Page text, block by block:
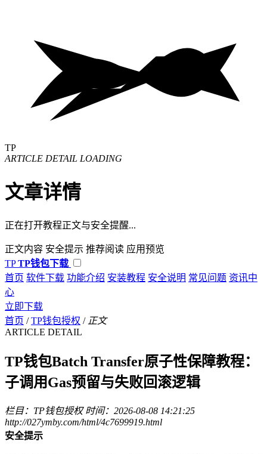
TP
ARTICLE DETAIL LOADING
文章详情
正在打开教程正文与安全提醒...
正文内容 安全提示 推荐阅读 应用预览
TP TP钱包下载
首页 软件下载 功能介绍 安装教程 安全说明 常见问题 资讯中
心
立即下载
首页 / TP钱包授权 / 正文
ARTICLE DETAIL
TP钱包Batch Transfer原子性保障教程：
子调用Gas预留与失败回滚逻辑
栏目：TP钱包授权 时间：2026-08-08 14:21:25
http://027ymby.com/html/4c7699919.html
安全提示